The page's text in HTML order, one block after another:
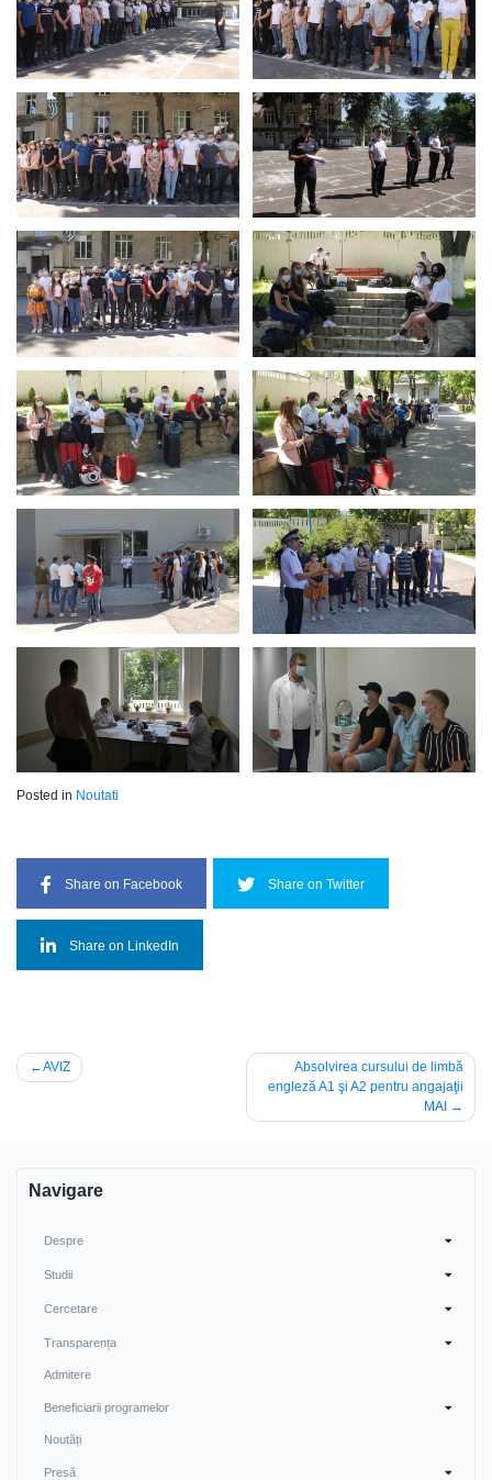
Posted in Noutati
Share on Facebook Share on Twitter
Share on LinkedIn
Navigare
AVIZ
Absolvirea cursului de limbă
engleză A1 şi A2 pentru angajaţii
MAI
Navigare
Despre
Studii
Cercetare
Transparența
Admitere
Beneficiarii programelor
Noutăți
Presă